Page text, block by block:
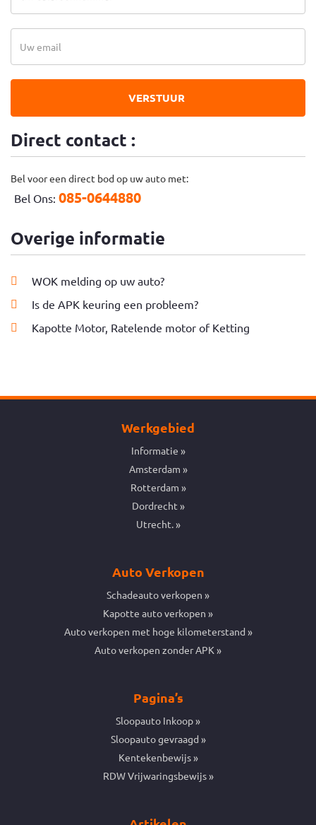
VERSTUUR
Direct contact :
Bel voor een direct bod op uw auto met:
Bel Ons: 085-0644880
Overige informatie
WOK melding op uw auto?
Is de APK keuring een probleem?
Kapotte Motor, Ratelende motor of Ketting
Werkgebied
Informatie
Amsterdam
Rotterdam
Dordrecht
Utrecht.
Auto Verkopen
Schadeauto verkopen
Kapotte auto verkopen
Auto verkopen met hoge kilometerstand
Auto verkopen zonder APK
Pagina’s
Sloopauto Inkoop
Sloopauto gevraagd
Kentekenbewijs
RDW Vrijwaringsbewijs